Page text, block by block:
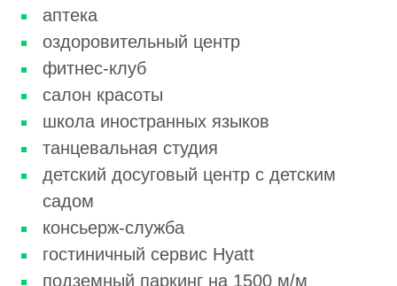
аптека
оздоровительный центр
фитнес-клуб
салон красоты
школа иностранных языков
танцевальная студия
детский досуговый центр с детским
садом
консьерж-служба
гостиничный сервис Hyatt
подземный паркинг на 1500 м/м